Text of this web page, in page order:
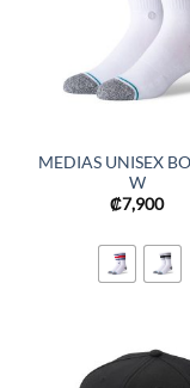
MEDIAS UNISEX
W
₡7,900